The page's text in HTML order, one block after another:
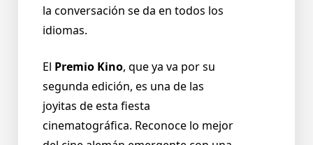
la conversación se da en todos los
idiomas.
El Premio Kino, que ya va por su
segunda edición, es una de las
joyitas de esta fiesta
cinematográfica. Reconoce lo mejor